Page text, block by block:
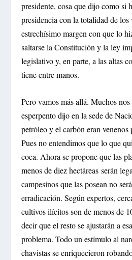
presidente, cosa que dijo como si
presidencia con la totalidad de
estrechísimo margen con que lo
saltarse la Constitución y la ley
legislativo y, en parte, a las altas
tiene entre manos.
Pero vamos más allá. Muchos
esperpento dijo en la sede de
petróleo y el carbón eran venenos
Pues no entendimos que lo que
coca. Ahora se propone que las
menos de diez hectáreas serán
campesinos que las posean no
erradicación. Según expertos,
cultivos ilícitos son de menos de
decir que el resto se ajustarán a
problema. Todo un estímulo al
chavistas se enriquecieron